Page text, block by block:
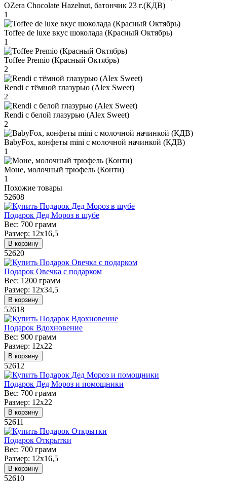
OZera Chocolate Hazelnut, батончик 23 г.(КДВ)
1
Toffee de luxe вкус шоколада (Красный Октябрь)
1
Toffee Premio (Красный Октябрь)
2
Rendi с тёмной глазурью (Alex Sweet)
2
Rendi с белой глазурью (Alex Sweet)
2
BabyFox, конфеты mini c молочной начинкой (КДВ)
1
Моне, молочный трюфель (Конти)
1
Похожие товары
52608
Подарок Дед Мороз в шубе
Вес: 700 грамм
Размер: 12х16,5
В корзину
52620
Подарок Овечка с подарком
Вес: 1200 грамм
Размер: 12х34,5
В корзину
52618
Подарок Вдохновение
Вес: 900 грамм
Размер: 12х22
В корзину
52612
Подарок Дед Мороз и помощники
Вес: 700 грамм
Размер: 12х22
В корзину
52611
Подарок Открытки
Вес: 700 грамм
Размер: 12х16,5
В корзину
52610